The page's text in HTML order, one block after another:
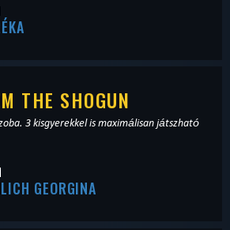
THE SHOGUN
3 kisgyerekkel is maximálisan játszható
GEORGINA